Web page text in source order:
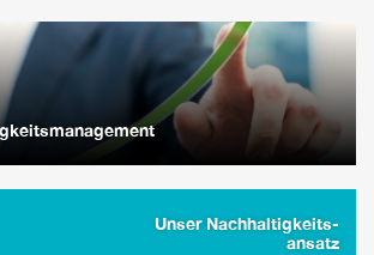
Unser Nachhaltigkeits-
ansatz